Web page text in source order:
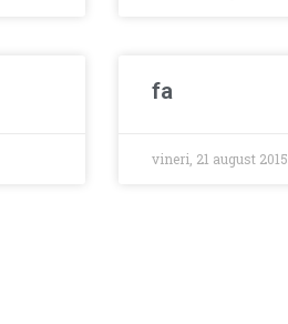
fa
vineri, 21 august 2015